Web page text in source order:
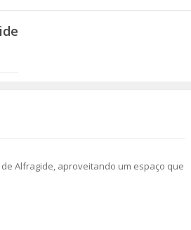
Alfragide, aproveitando um espaço que